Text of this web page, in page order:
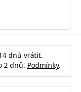
dnů vrátit.
2 dnů. Podmínky.